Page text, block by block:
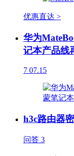
优惠直达 >
华为
记本产品线
7 07.15
h3c路由器
问答 3